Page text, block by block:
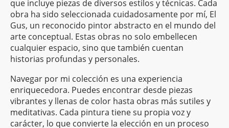
que incluye piezas de diversos estilos y técnicas. Cada
obra ha sido seleccionada cuidadosamente por mí, El
Gus, un reconocido pintor abstracto en el mundo del
arte conceptual. Estas obras no solo embellecen
cualquier espacio, sino que también cuentan
historias profundas y personales.
Navegar por mi colección es una experiencia
enriquecedora. Puedes encontrar desde piezas
vibrantes y llenas de color hasta obras más sutiles y
meditativas. Cada pintura tiene su propia voz y
carácter, lo que convierte la elección en un proceso